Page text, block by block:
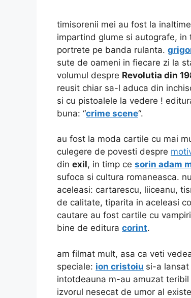
timisorenii mei au fost la
impartind glume si autografe, in
portrete pe banda rulanta.
sute de oameni in fiecare zi la
volumul despre Revolutia din
reusit chiar sa-l aduca din
si cu pistoalele la vedere !
buna: “crime scene“.
au fost la moda cartile cu mai
culegere de povesti despre
din exil, in timp ce sorin adam
sufoca si cultura romaneasca.
aceleasi: cartarescu, liiceanu,
de calitate, tiparita in aceleasi
cautare au fost cartile cu
bine de editura corint.
am filmat mult, asa ca veti
speciale: ion cristoiu si-a
intotdeauna m-au amuzat
izvorul nesecat de umor al